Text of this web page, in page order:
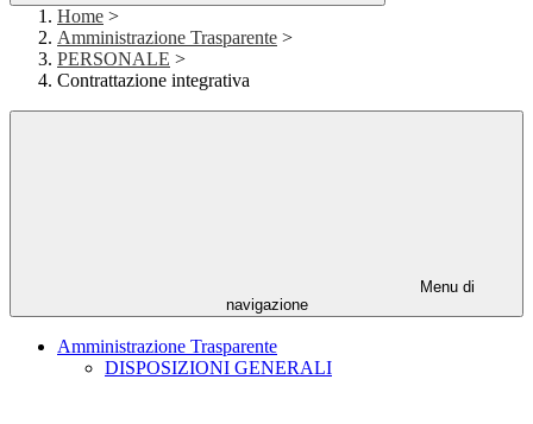
Home >
Amministrazione Trasparente >
PERSONALE >
Contrattazione integrativa
Menu di
navigazione
Amministrazione Trasparente
DISPOSIZIONI GENERALI